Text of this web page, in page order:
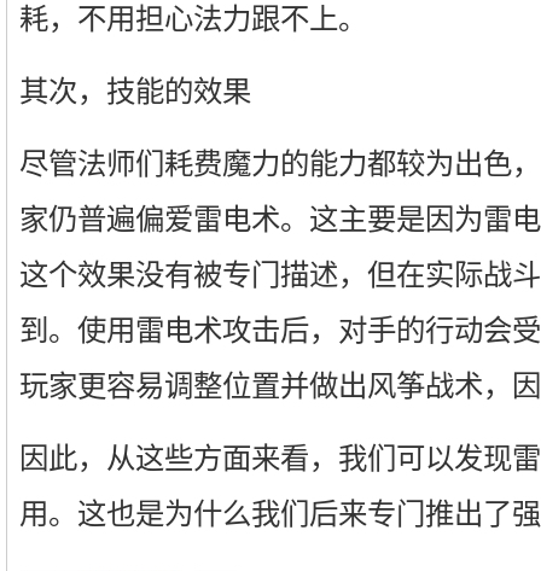
耗，不用担心法力跟不上。
其次，技能的效果
尽管法师们耗费魔力的能力都较为出色
家仍普遍偏爱雷电术。这主要是因为雷
这个效果没有被专门描述，但在实际战
到。使用雷电术攻击后，对手的行动会
玩家更容易调整位置并做出风筝战术，
因此，从这些方面来看，我们可以发现
用。这也是为什么我们后来专门推出了